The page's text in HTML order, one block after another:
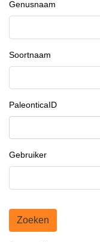
Genusnaam
Soortnaam
PaleonticaID
Gebruiker
Zoeken